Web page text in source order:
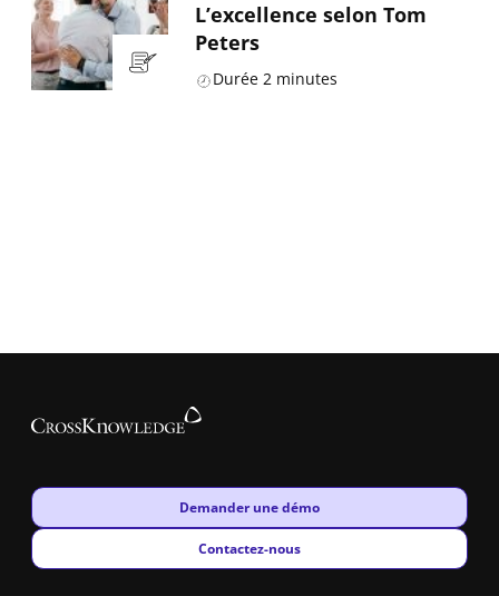
L’excellence selon Tom
Peters
Durée 2 minutes
New window
Demander une démo
New window
Contactez-nous